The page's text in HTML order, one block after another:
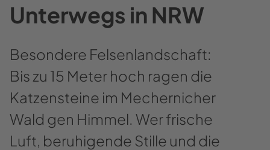
Unterwegs in NRW
Besondere Felsenlandschaft:
Bis zu 15 Meter hoch ragen die
Katzensteine im Mechernicher
Wald gen Himmel. Wer frische
Luft, beruhigende Stille und die